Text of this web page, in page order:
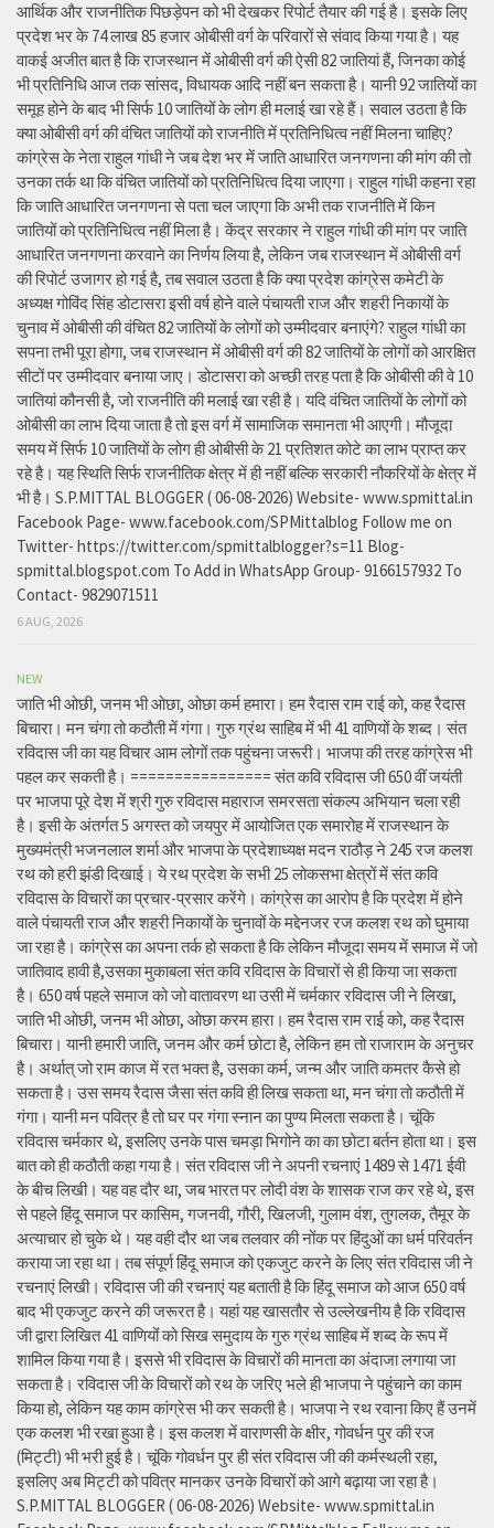
आर्थिक और राजनीतिक पिछड़ेपन को भी देखकर रिपोर्ट तैयार की गई है। इसके लिए
प्रदेश भर के 74 लाख 85 हजार ओबीसी वर्ग के परिवारों से संवाद किया गया है। यह
वाकई अजीत बात है कि राजस्थान में ओबीसी वर्ग की ऐसी 82 जातियां हैं, जिनका कोई
भी प्रतिनिधि आज तक सांसद, विधायक आदि नहीं बन सकता है। यानी 92 जातियों का
समूह होने के बाद भी सिर्फ 10 जातियों के लोग ही मलाई खा रहे हैं। सवाल उठता है कि
क्या ओबीसी वर्ग की वंचित जातियों को राजनीति में प्रतिनिधित्व नहीं मिलना चाहिए?
कांग्रेस के नेता राहुल गांधी ने जब देश भर में जाति आधारित जनगणना की मांग की तो
उनका तर्क था कि वंचित जातियों को प्रतिनिधित्व दिया जाएगा। राहुल गांधी कहना रहा
कि जाति आधारित जनगणना से पता चल जाएगा कि अभी तक राजनीति में किन
जातियों को प्रतिनिधित्व नहीं मिला है। केंद्र सरकार ने राहुल गांधी की मांग पर जाति
आधारित जनगणना करवाने का निर्णय लिया है, लेकिन जब राजस्थान में ओबीसी वर्ग
की रिपोर्ट उजागर हो गई है, तब सवाल उठता है कि क्या प्रदेश कांग्रेस कमेटी के
अध्यक्ष गोविंद सिंह डोटासरा इसी वर्ष होने वाले पंचायती राज और शहरी निकायों के
चुनाव में ओबीसी की वंचित 82 जातियों के लोगों को उम्मीदवार बनाएंगे? राहुल गांधी का
सपना तभी पूरा होगा, जब राजस्थान में ओबीसी वर्ग की 82 जातियों के लोगों को आरक्षित
सीटों पर उम्मीदवार बनाया जाए। डोटासरा को अच्छी तरह पता है कि ओबीसी की वे 10
जातियां कौनसी है, जो राजनीति की मलाई खा रही है। यदि वंचित जातियों के लोगों को
ओबीसी का लाभ दिया जाता है तो इस वर्ग में सामाजिक समानता भी आएगी। मौजूदा
समय में सिर्फ 10 जातियों के लोग ही ओबीसी के 21 प्रतिशत कोटे का लाभ प्राप्त कर
रहे है। यह स्थिति सिर्फ राजनीतिक क्षेत्र में ही नहीं बल्कि सरकारी नौकरियों के क्षेत्र में
भी है। S.P.MITTAL BLOGGER ( 06-08-2026) Website- www.spmittal.in
Facebook Page- www.facebook.com/SPMittalblog Follow me on
Twitter- https://twitter.com/spmittalblogger?s=11 Blog-
spmittal.blogspot.com To Add in WhatsApp Group- 9166157932 To
Contact- 9829071511
6 AUG, 2026
NEW
जाति भी ओछी, जनम भी ओछा, ओछा कर्म हमारा। हम रैदास राम राई को, कह रैदास
बिचारा। मन चंगा तो कठौती में गंगा। गुरु ग्रंथ साहिब में भी 41 वाणियों के शब्द। संत
रविदास जी का यह विचार आम लोगों तक पहुंचना जरूरी। भाजपा की तरह कांग्रेस भी
पहल कर सकती है। ================ संत कवि रविदास जी 650 वीं जयंती
पर भाजपा पूरे देश में श्री गुरु रविदास महाराज समरसता संकल्प अभियान चला रही
है। इसी के अंतर्गत 5 अगस्त को जयपुर में आयोजित एक समारोह में राजस्थान के
मुख्यमंत्री भजनलाल शर्मा और भाजपा के प्रदेशाध्यक्ष मदन राठौड़ ने 245 रज कलश
रथ को हरी झंडी दिखाई। ये रथ प्रदेश के सभी 25 लोकसभा क्षेत्रों में संत कवि
रविदास के विचारों का प्रचार-प्रसार करेंगे। कांग्रेस का आरोप है कि प्रदेश में होने
वाले पंचायती राज और शहरी निकायों के चुनावों के मद्देनजर रज कलश रथ को घुमाया
जा रहा है। कांग्रेस का अपना तर्क हो सकता है कि लेकिन मौजूदा समय में समाज में जो
जातिवाद हावी है,उसका मुकाबला संत कवि रविदास के विचारों से ही किया जा सकता
है। 650 वर्ष पहले समाज को जो वातावरण था उसी में चर्मकार रविदास जी ने लिखा,
जाति भी ओछी, जनम भी ओछा, ओछा करम हारा। हम रैदास राम राई को, कह रैदास
बिचारा। यानी हमारी जाति, जनम और कर्म छोटा है, लेकिन हम तो राजाराम के अनुचर
है। अर्थात् जो राम काज में रत भक्त है, उसका कर्म, जन्म और जाति कमतर कैसे हो
सकता है। उस समय रैदास जैसा संत कवि ही लिख सकता था, मन चंगा तो कठौती में
गंगा। यानी मन पवित्र है तो घर पर गंगा स्नान का पुण्य मिलता सकता है। चूंकि
रविदास चर्मकार थे, इसलिए उनके पास चमड़ा भिगोने का का छोटा बर्तन होता था। इस
बात को ही कठौती कहा गया है। संत रविदास जी ने अपनी रचनाएं 1489 से 1471 ईवी
के बीच लिखी। यह वह दौर था, जब भारत पर लोदी वंश के शासक राज कर रहे थे, इस
से पहले हिंदू समाज पर कासिम, गजनवी, गौरी, खिलजी, गुलाम वंश, तुगलक, तैमूर के
अत्याचार हो चुके थे। यह वही दौर था जब तलवार की नोंक पर हिंदुओं का धर्म परिवर्तन
कराया जा रहा था। तब संपूर्ण हिंदू समाज को एकजुट करने के लिए संत रविदास जी ने
रचनाएं लिखी। रविदास जी की रचनाएं यह बताती है कि हिंदू समाज को आज 650 वर्ष
बाद भी एकजुट करने की जरूरत है। यहां यह खासतौर से उल्लेखनीय है कि रविदास
जी द्वारा लिखित 41 वाणियोंं को सिख समुदाय के गुरु ग्रंथ साहिब में शब्द के रूप में
शामिल किया गया है। इससे भी रविदास के विचारों की मानता का अंदाजा लगाया जा
सकता है। रविदास जी के विचारों को रथ के जरिए भले ही भाजपा ने पहुंचाने का काम
किया हो, लेकिन यह काम कांग्रेस भी कर सकती है। भाजपा ने रथ रवाना किए हैं उनमें
एक कलश भी रखा हुआ है। इस कलश में वाराणसी के क्षीर, गोवर्धन पुर की रज
(मिट्टी) भी भरी हुई है। चूंकि गोवर्धन पुर ही संत रविदास जी की कर्मस्थली रहा,
इसलिए अब मिट्टी को पवित्र मानकर उनके विचारों को आगे बढ़ाया जा रहा है।
S.P.MITTAL BLOGGER ( 06-08-2026) Website- www.spmittal.in